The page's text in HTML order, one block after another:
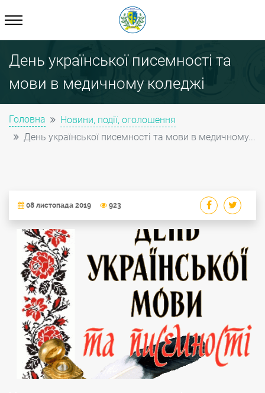
День української писемності та
мови в медичному коледжі
Головна
Новини, події, оголошення
День української писемності та мови в медичному...
08 листопада 2019 923